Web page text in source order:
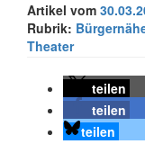
Artikel vom
Rubrik:
Theater
teilen
teilen
teilen